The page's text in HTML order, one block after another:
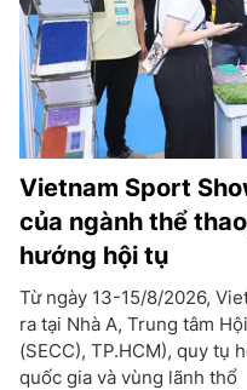
Vietnam Sport
của ngành thể
hướng hội tụ
Từ ngày 13-15/8/2026,
ra tại Nhà A, Trung tâm
(SECC), TP.HCM), quy tụ
quốc gia và vùng lãnh thổ